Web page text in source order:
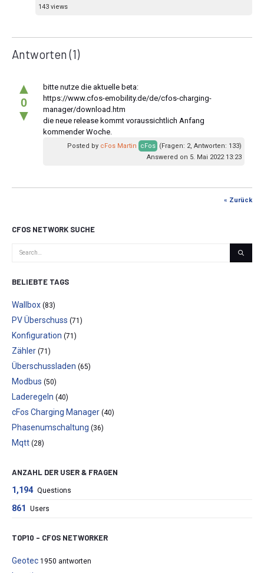
143 views
Antworten(1)
▲
0
▼
bitte nutze die aktuelle beta:
https://www.cfos-emobility.de/de/cfos-charging-
manager/download.htm
die neue release kommt voraussichtlich Anfang
kommender Woche.
Posted by cFos Martin cFos (Fragen: 2, Antworten: 133)
Answered on 5. Mai 2022 13:23
« Zurück
CFOS NETWORK SUCHE
BELIEBTE TAGS
Wallbox (83)
PV Überschuss (71)
Konfiguration (71)
Zähler (71)
Überschussladen (65)
Modbus (50)
Laderegeln (40)
cFos Charging Manager (40)
Phasenumschaltung (36)
Mqtt (28)
ANZAHL DER USER & FRAGEN
1,194 Questions
861 Users
TOP10 – CFOS NETWORKER
Geotec 1950 antworten